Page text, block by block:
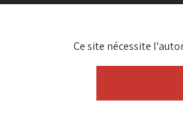
TOUT SUR LA SCÈNE
Ce site nécessite